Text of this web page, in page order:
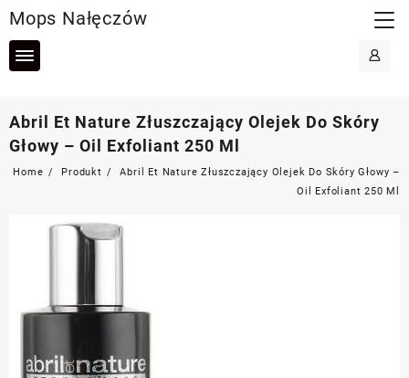
to
content
Mops Nałęczów
Abril Et Nature Złuszczający Olejek Do Skóry
Głowy – Oil Exfoliant 250 Ml
Home Produkt
Abril Et Nature Złuszczający Olejek Do Skóry Głowy –
Oil Exfoliant 250 Ml